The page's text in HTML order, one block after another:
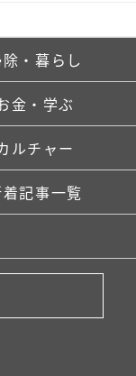
・暮らし
金・学ぶ
ルチャー
記事一覧